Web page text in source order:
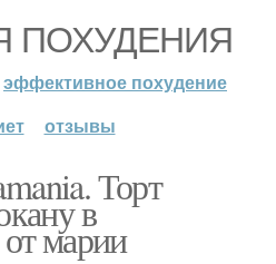
ПОХУДЕНИЯ
эффективное похудение
отзывы
Торт
в
марии